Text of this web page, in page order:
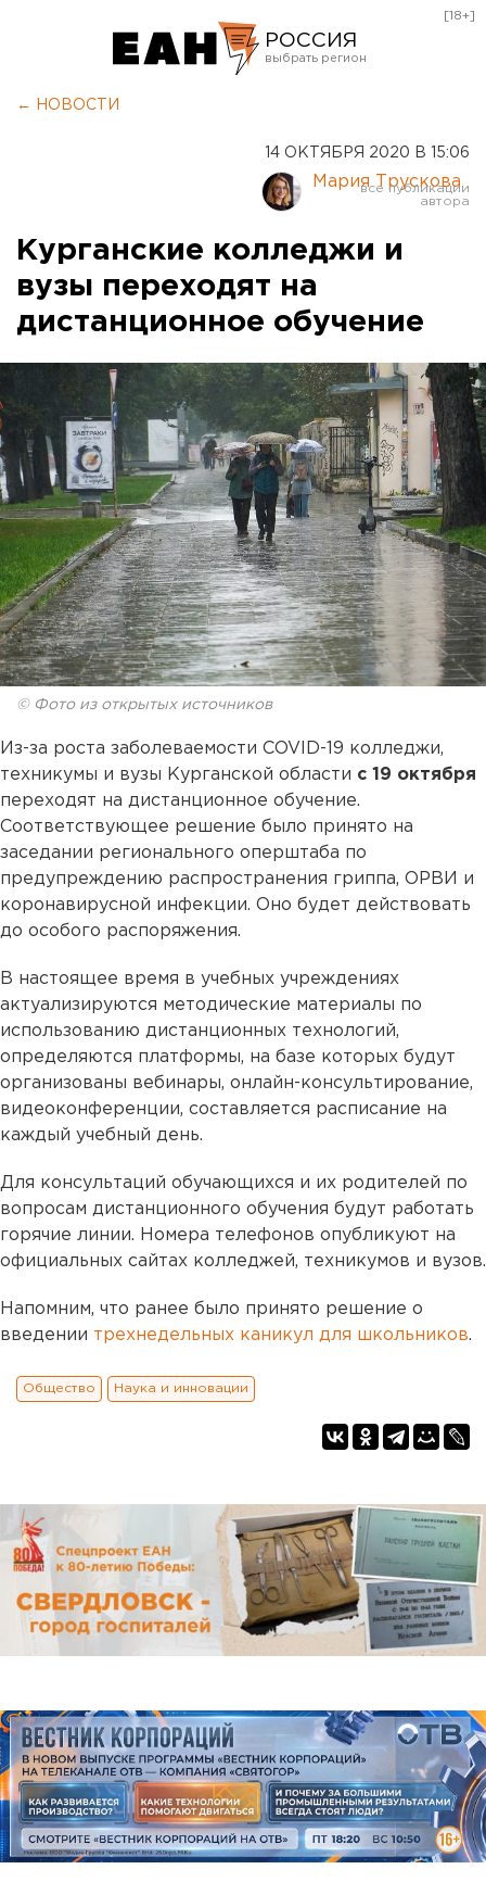
РОССИЯ
Курган
Оренбург
[18+]
← НОВОСТИ
14 ОКТЯБРЯ 2020 В 15:06
Мария Трускова
Курганские колледжи и
вузы переходят на
дистанционное обучение
© Фото из открытых источников
Из-за роста заболеваемости COVID-19 колледжи,
техникумы и вузы Курганской области с 19 октября
переходят на дистанционное обучение.
Соответствующее решение было принято на
заседании регионального оперштаба по
предупреждению распространения гриппа, ОРВИ и
коронавирусной инфекции. Оно будет действовать
до особого распоряжения.
В настоящее время в учебных учреждениях
актуализируются методические материалы по
использованию дистанционных технологий,
определяются платформы, на базе которых будут
организованы вебинары, онлайн-консультирование,
видеоконференции, составляется расписание на
каждый учебный день.
Для консультаций обучающихся и их родителей по
вопросам дистанционного обучения будут работать
горячие линии. Номера телефонов опубликуют на
официальных сайтах колледжей, техникумов и вузов.
Напомним, что ранее было принято решение о
введении трехнедельных каникул для школьников.
Общество Наука и инновации